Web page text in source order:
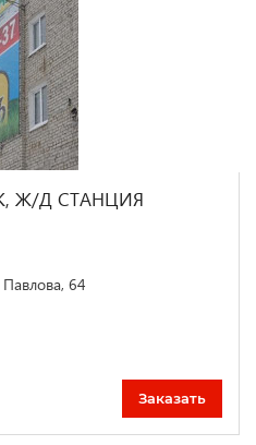
Ж/Д СТАНЦИЯ
64
Заказать